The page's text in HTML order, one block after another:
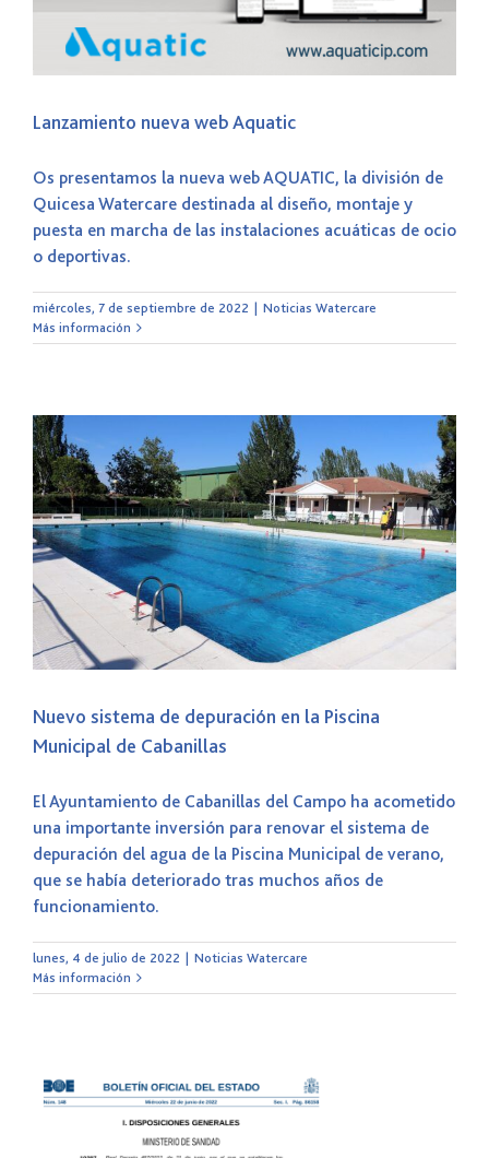
Lanzamiento nueva web Aquatic
Os presentamos la nueva web AQUATIC, la división de
Quicesa Watercare destinada al diseño, montaje y
puesta en marcha de las instalaciones acuáticas de ocio
o deportivas.
miércoles, 7 de septiembre de 2022
Noticias Watercare
Más información
Nuevo sistema de depuración en la Piscina
Municipal de Cabanillas
El Ayuntamiento de Cabanillas del Campo ha acometido
una importante inversión para renovar el sistema de
depuración del agua de la Piscina Municipal de verano,
que se había deteriorado tras muchos años de
funcionamiento.
lunes, 4 de julio de 2022 | Noticias Watercare
Más información